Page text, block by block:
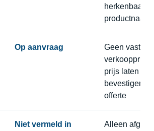
herkenbaar in
productnaam
Op aanvraag
Geen vaste
verkoopprijs,
prijs laten
bevestigen in
offerte
Niet vermeld in
Alleen